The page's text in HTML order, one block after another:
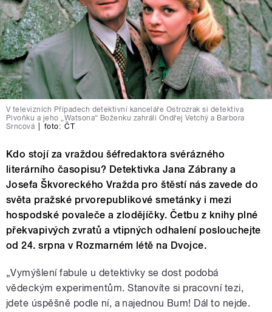
V televizních Případech detektivní kanceláře Ostrozrak si detektiva
Pivoňku a jeho „Watsona“ Boženku zahráli Ondřej Vetchý a Barbora
Srncová
foto: ČT
Kdo stojí za vraždou šéfredaktora svérázného
literárního časopisu? Detektivka Jana Zábrany a
Josefa Škvoreckého Vražda pro štěstí nás zavede do
světa pražské prvorepublikové smetánky i mezi
hospodské povaleče a zlodějíčky. Četbu z knihy plné
překvapivých zvratů a vtipných odhalení poslouchejte
od 24. srpna v Rozmarném létě na Dvojce.
„Vymýšlení fabule u detektivky se dost podobá
vědeckým experimentům. Stanovíte si pracovní tezi,
jdete úspěšně podle ní, a najednou Bum! Dál to nejde.